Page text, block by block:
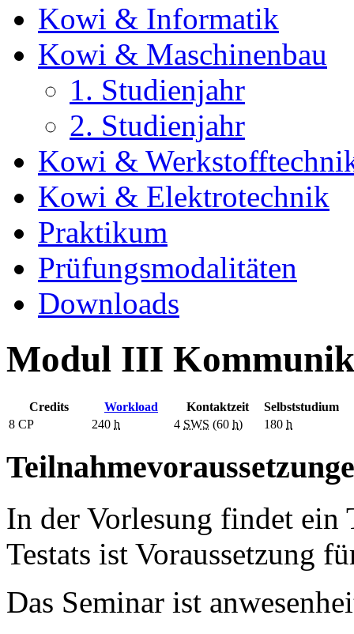
Kowi & Informatik
Kowi & Maschinenbau
1. Studienjahr
2. Studienjahr
Kowi &
Kowi & Elektrotechnik
Praktikum
Prüfungsmodalitäten
Downloads
Modul III
Credits Workload Kontaktzeit
Selbststudium
8 CP 240 h 4 SWS (60 h) 180 h
In der Vorlesung findet ein
Testats ist Voraussetzung
Das Seminar ist